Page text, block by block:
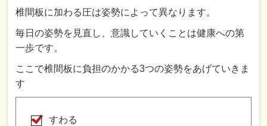
椎間板に加わる圧は姿勢によって異なります。
毎日の姿勢を見直し、意識していくことは健康への第
一歩です。
ここで椎間板に負担のかかる3つの姿勢をあげていきま
す
すわる